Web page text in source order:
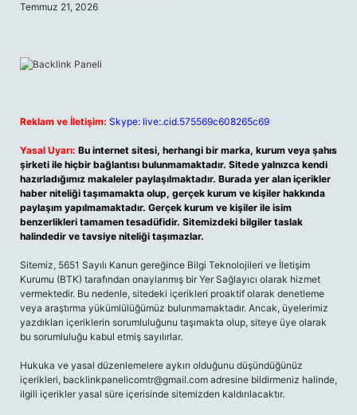
Temmuz 21, 2026
Reklam ve İletişim: Skype: live:.cid.575569c608265c69
Yasal Uyarı: Bu internet sitesi, herhangi bir marka, kurum veya şahıs
şirketi ile hiçbir bağlantısı bulunmamaktadır. Sitede yalnızca kendi
hazırladığımız makaleler paylaşılmaktadır. Burada yer alan içerikler
haber niteliği taşımamakta olup, gerçek kurum ve kişiler hakkında
paylaşım yapılmamaktadır. Gerçek kurum ve kişiler ile isim
benzerlikleri tamamen tesadüfidir. Sitemizdeki bilgiler taslak
halindedir ve tavsiye niteliği taşımazlar.
Sitemiz, 5651 Sayılı Kanun gereğince Bilgi Teknolojileri ve İletişim
Kurumu (BTK) tarafından onaylanmış bir Yer Sağlayıcı olarak hizmet
vermektedir. Bu nedenle, sitedeki içerikleri proaktif olarak denetleme
veya araştırma yükümlülüğümüz bulunmamaktadır. Ancak, üyelerimiz
yazdıkları içeriklerin sorumluluğunu taşımakta olup, siteye üye olarak
bu sorumluluğu kabul etmiş sayılırlar.
Hukuka ve yasal düzenlemelere aykırı olduğunu düşündüğünüz
içerikleri, backlinkpanelicomtr@gmail.com adresine bildirmeniz halinde,
ilgili içerikler yasal süre içerisinde sitemizden kaldırılacaktır.